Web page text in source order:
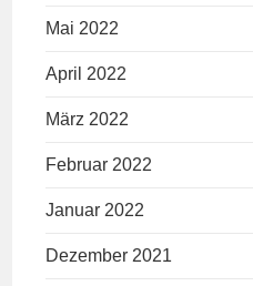
Mai 2022
April 2022
März 2022
Februar 2022
Januar 2022
Dezember 2021